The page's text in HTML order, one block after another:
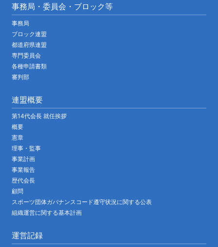
事務局・委員会・ブロック等
事務局
ブロック連盟
都道府県連盟
専門委員会
各種申請書類
審判部
連盟概要
第14代会長 就任挨拶
概要
憲章
理事・監事
事業計画
事業報告
歴代会長
顧問
スポーツ団体ガバナンスコード遵守状況に関する公表
組織運営に関する基本計画
運営記録